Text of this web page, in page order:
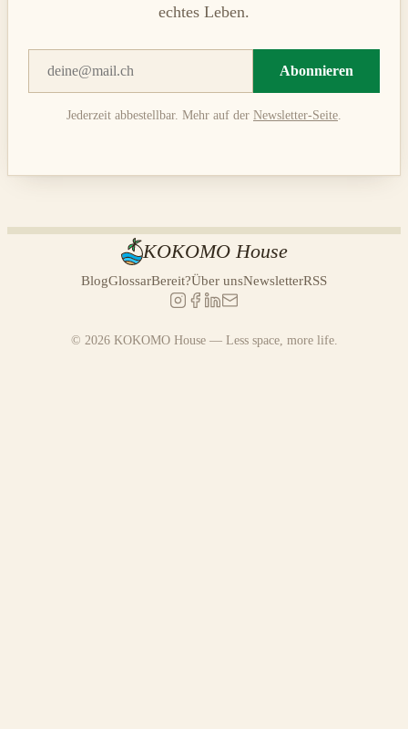
echtes Leben.
Abonnieren
Jederzeit abbestellbar. Mehr auf der Newsletter-Seite.
KOKOMO House
BlogGlossarBereit?Über unsNewsletterRSS
© 2026 KOKOMO House — Less space, more life.